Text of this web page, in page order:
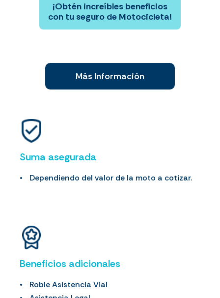
¡Obtén increíbles beneficios
con tu seguro de Motocicleta!
Más Información
Suma asegurada
Dependiendo del valor de la moto a cotizar.
Beneficios adicionales
Roble Asistencia Vial